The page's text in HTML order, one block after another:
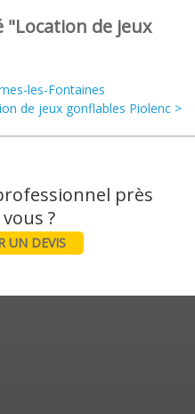
"Location de jeux
les-Fontaines
de jeux gonflables Piolenc >
près
UN DEVIS